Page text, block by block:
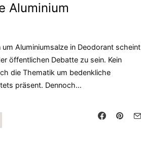
Aluminium
um Aluminiumsalze in Deodorant scheint
öffentlichen Debatte zu sein. Kein
die Thematik um bedenkliche
präsent. Dennoch…